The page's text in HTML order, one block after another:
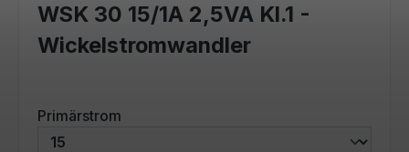
WSK 30 15/1A 2,5VA Kl.1 -
Wickelstromwandler
Primärstrom